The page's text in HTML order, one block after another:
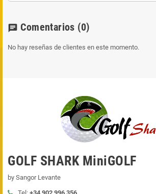
chat Comentarios (0)
No hay reseñas de clientes en este momento.
GOLF SHARK MiniGOLF
by Sangor Levante